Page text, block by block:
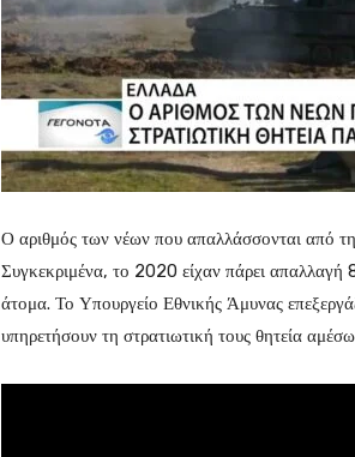
Ο αριθμός των νέων που απαλλάσσονται από
Συγκεκριμένα, το 2020 είχαν πάρει
άτομα. Το Υπουργείο Εθνικής Άμυνας
υπηρετήσουν τη στρατιωτική τους θητεία